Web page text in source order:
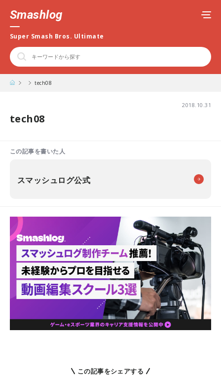
Smashlog
Super Smash Bros. Ultimate
tech08
2018.10.31
tech08
この記事を書いた人
スマッシュログ公式
この記事をシェアする